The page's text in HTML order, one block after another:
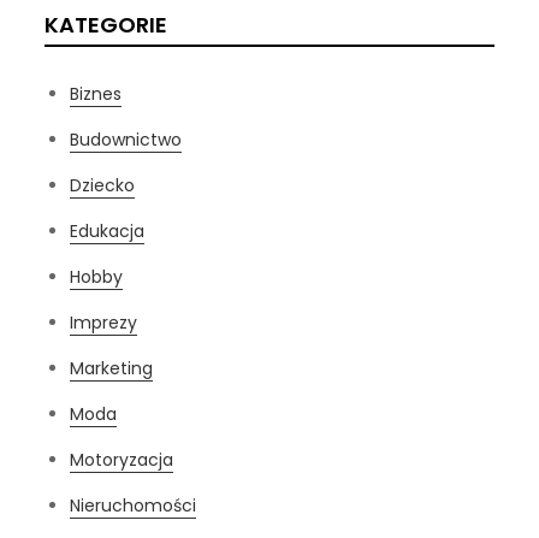
KATEGORIE
Biznes
Budownictwo
Dziecko
Edukacja
Hobby
Imprezy
Marketing
Moda
Motoryzacja
Nieruchomości